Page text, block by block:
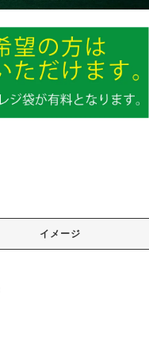
イメージ